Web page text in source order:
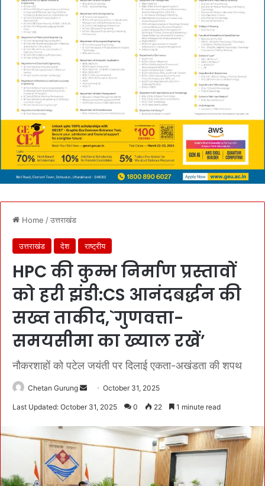
Home /उत्तराखंड
उत्तराखंड देश राष्ट्रीय
HPC की कुम्भ निर्माण प्रस्तावों
को हरी झंडी:CS आनंदबर्द्धन की
सख्त ताकीद,`गुणवत्ता-
समयसीमा का ख्याल रखें’
नौकरशाहों को पटेल जयंती पर दिलाई एकता-अखंडता की शपथ
Chetan Gurung
a
e
October 31, 2025
Last Updated: October 31, 2025 0 22 1 minute read